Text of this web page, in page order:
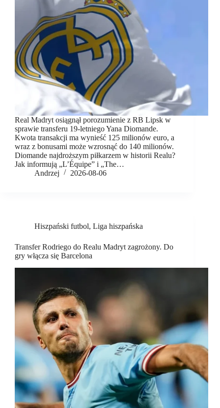
Real Madryt osiągnął porozumienie z RB Lipsk w
sprawie transferu 19-letniego Yana Diomande.
Kwota transakcji ma wynieść 125 milionów euro, a
wraz z bonusami może wzrosnąć do 140 milionów.
Diomande najdroższym piłkarzem w historii Realu?
Jak informują „L’Équipe” i „The…
Andrzej
2026-08-06
Hiszpański futbol, Liga hiszpańska
Transfer Rodriego do Realu Madryt zagrożony. Do
gry włącza się Barcelona